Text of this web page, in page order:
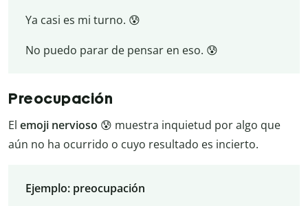
Ya casi es mi turno. 😰
No puedo parar de pensar en eso. 😰
Preocupación
El emoji nervioso 😰 muestra inquietud por algo que
aún no ha ocurrido o cuyo resultado es incierto.
Ejemplo: preocupación